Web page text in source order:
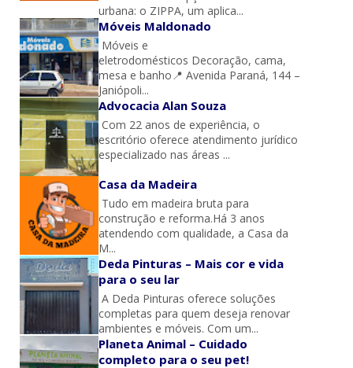
urbana: o ZIPPA, um aplica...
Móveis Maldonado
Móveis e
eletrodomésticos Decoração, cama,
mesa e banho📍 Avenida Paraná, 144 –
Janiópoli...
Advocacia Alan Souza
Com 22 anos de experiência, o
escritório oferece atendimento jurídico
especializado nas áreas ...
Casa da Madeira
Tudo em madeira bruta para
construção e reforma.Há 3 anos
atendendo com qualidade, a Casa da
M...
Deda Pinturas – Mais cor e vida
para o seu lar
A Deda Pinturas oferece soluções
completas para quem deseja renovar
ambientes e móveis. Com um...
Planeta Animal – Cuidado
completo para o seu pet!